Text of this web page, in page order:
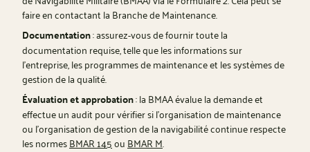
faire en contactant la Branche de Maintenance.
Documentation: assurez-vous de fournir toute la
documentation requise, telle que les informations sur
l'entreprise, les programmes de maintenance et les systèmes de
gestion de la qualité.
Évaluation et approbation: la BMAA évalue la demande et
effectue un audit pour vérifier si l'organisation de maintenance
ou l'organisation de gestion de la navigabilité continue respecte
les normesBMAR 145ou BMAR M.